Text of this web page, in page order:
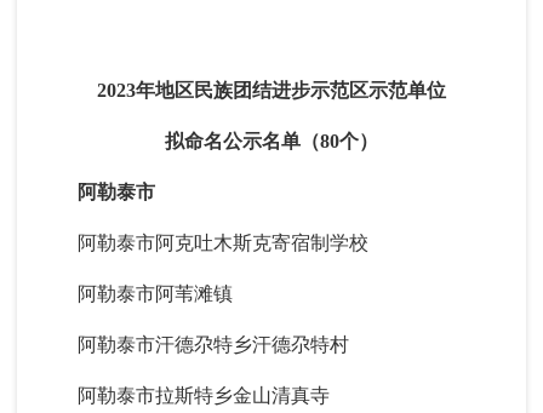
2023年地区民族团结进步示范区示范单位
拟命名公示名单（80个）
阿勒泰市
阿勒泰市阿克吐木斯克寄宿制学校
阿勒泰市阿苇滩镇
阿勒泰市汗德尕特乡汗德尕特村
阿勒泰市拉斯特乡金山清真寺